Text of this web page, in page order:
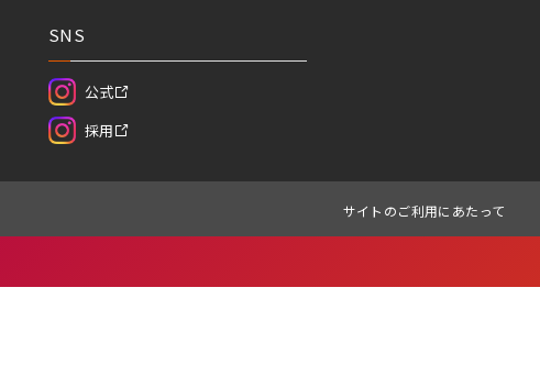
SNS
公式
採用
サイトのご利用にあたって